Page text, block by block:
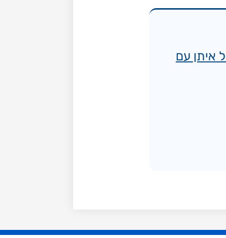
על איתן עם